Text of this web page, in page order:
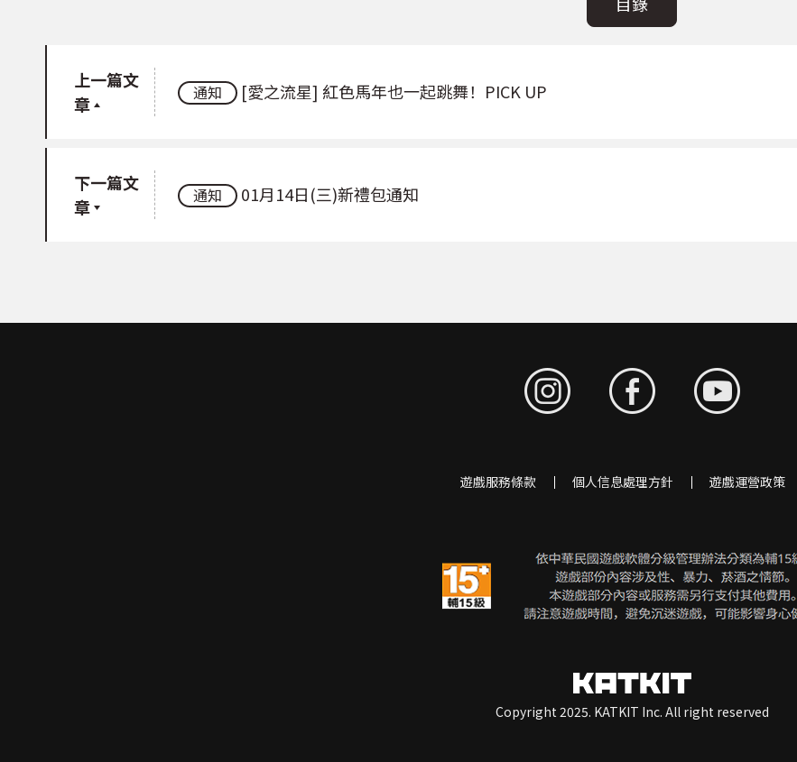
上一篇文
章
通知 [愛之流星] 紅色馬年也一起跳舞！PICK UP
下一篇文
章
通知 01月14日(三)新禮包通知
遊戲服務條款 個人信息處理方針 遊戲運營政策
Copyright 2025. KATKIT Inc. All right reserved